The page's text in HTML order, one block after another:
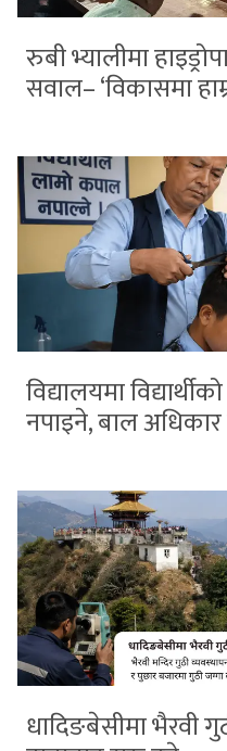
रुबी भ्यालीमा
सवाल– ‘विकासमा
विद्यालयमा
नपाइने, बाल
धादिङबेसीमा भैरवी